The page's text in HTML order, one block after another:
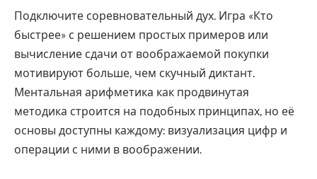
Подключите соревновательный дух. Игра «Кто
быстрее» с решением простых примеров или
вычисление сдачи от воображаемой покупки
мотивируют больше, чем скучный диктант.
Ментальная арифметика как продвинутая
методика строится на подобных принципах, но её
основы доступны каждому: визуализация цифр и
операции с ними в воображении.